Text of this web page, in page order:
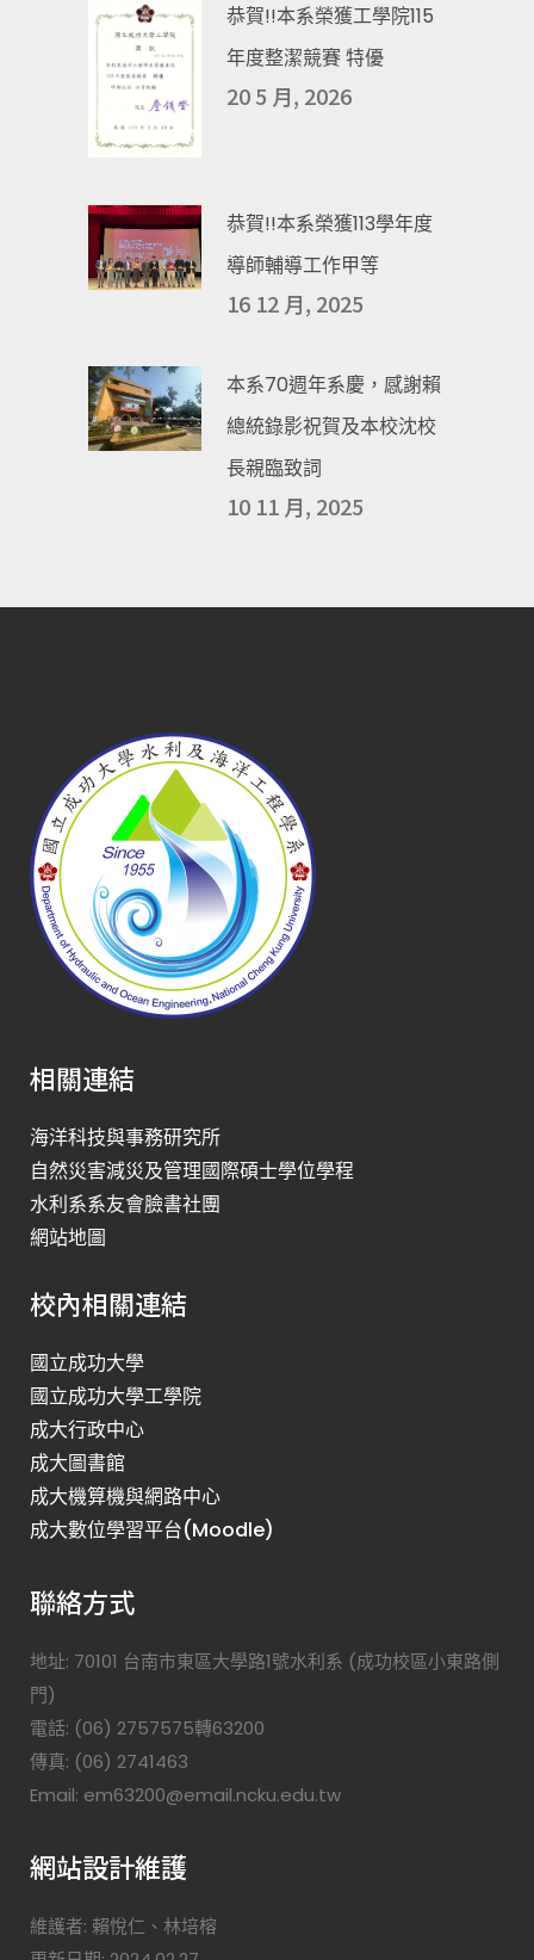
恭賀!!本系榮獲工學院115
年度整潔競賽 特優
20 5 月, 2026
恭賀!!本系榮獲113學年度
導師輔導工作甲等
16 12 月, 2025
本系70週年系慶，感謝賴
總統錄影祝賀及本校沈校
長親臨致詞
10 11 月, 2025
相關連結
海洋科技與事務研究所
自然災害減災及管理國際碩士學位學程
水利系系友會臉書社團
網站地圖
校內相關連結
國立成功大學
國立成功大學工學院
成大行政中心
成大圖書館
成大機算機與網路中心
成大數位學習平台(Moodle)
聯絡方式
地址: 70101 台南市東區大學路1號水利系 (成功校區小東路側
門)
電話: (06) 2757575轉63200
傳真: (06) 2741463
Email: em63200@email.ncku.edu.tw
網站設計維護
維護者: 賴悅仁、林培榕